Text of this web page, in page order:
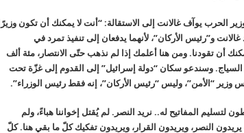
يوآف غالانت إلى الاستقالة: “أنت لا يمكنك أن تكون وزيرًا
و”رئيس الأركان”، لأنهما يدفعان إلى تنفيذ تمرد في
أن تقودنا. ومن هنا أعلمك إذا لم نذهب حتّى الانتصار، مئة ألف
وسندعو سكان “دولة إسرائيل” إلى القدوم إلى غزّة تحت
“الأمن”، وليس “رئيس الأركان”، إنه فقط رئيس الوزراء”.
المفاتيح له.. نريد النصر. لم يُقتل إخواننا هباءً، ولم
النصر، ويريدون القرار، ويريدون تفكيك كلّ ما بقي هنا. كلّ